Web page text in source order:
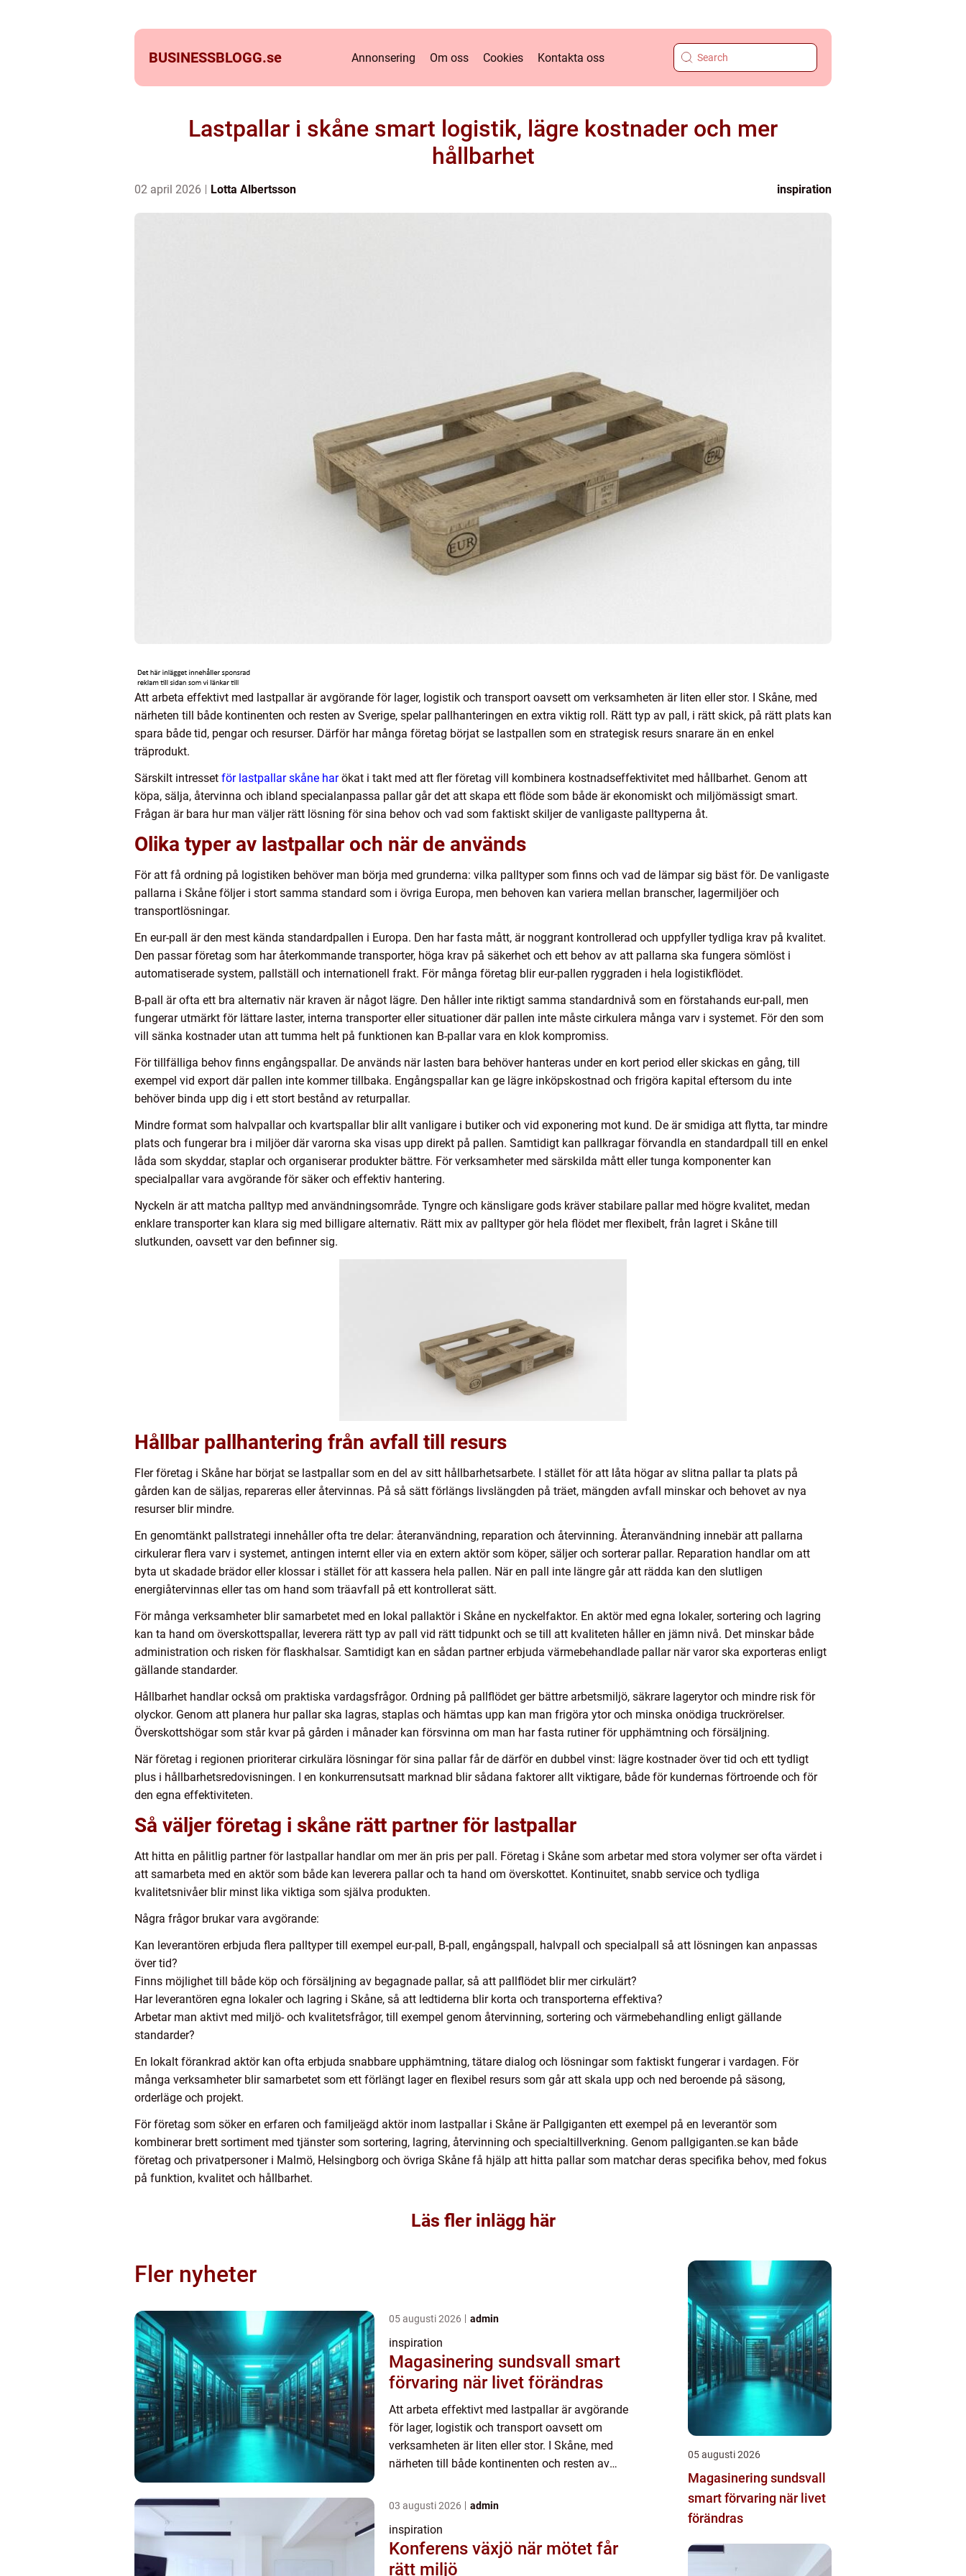
BUSINESSBLOGG.se Annonsering Om oss Cookies Kontakta oss
Lastpallar i skåne smart logistik, lägre kostnader och mer
hållbarhet
02 april 2026 Lotta Albertsson inspiration
Att arbeta effektivt med lastpallar är avgörande för lager, logistik och transport oavsett om verksamheten är liten eller stor. I Skåne, med
närheten till både kontinenten och resten av Sverige, spelar pallhanteringen en extra viktig roll. Rätt typ av pall, i rätt skick, på rätt plats kan
spara både tid, pengar och resurser. Därför har många företag börjat se lastpallen som en strategisk resurs snarare än en enkel
träprodukt.
Särskilt intresset för lastpallar skåne harökat i takt med att fler företag vill kombinera kostnadseffektivitet med hållbarhet. Genom att
köpa, sälja, återvinna och ibland specialanpassa pallar går det att skapa ett flöde som både är ekonomiskt och miljömässigt smart.
Frågan är bara hur man väljer rätt lösning för sina behov och vad som faktiskt skiljer de vanligaste palltyperna åt.
Olika typer av lastpallar och när de används
För att få ordning på logistiken behöver man börja med grunderna: vilka palltyper som finns och vad de lämpar sig bäst för. De vanligaste
pallarna i Skåne följer i stort samma standard som i övriga Europa, men behoven kan variera mellan branscher, lagermiljöer och
transportlösningar.
En eur-pall är den mest kända standardpallen i Europa. Den har fasta mått, är noggrant kontrollerad och uppfyller tydliga krav på kvalitet.
Den passar företag som har återkommande transporter, höga krav på säkerhet och ett behov av att pallarna ska fungera sömlöst i
automatiserade system, pallställ och internationell frakt. För många företag blir eur-pallen ryggraden i hela logistikflödet.
B-pall är ofta ett bra alternativ när kraven är något lägre. Den håller inte riktigt samma standardnivå som en förstahands eur-pall, men
fungerar utmärkt för lättare laster, interna transporter eller situationer där pallen inte måste cirkulera många varv i systemet. För den som
vill sänka kostnader utan att tumma helt på funktionen kan B-pallar vara en klok kompromiss.
För tillfälliga behov finns engångspallar. De används när lasten bara behöver hanteras under en kort period eller skickas en gång, till
exempel vid export där pallen inte kommer tillbaka. Engångspallar kan ge lägre inköpskostnad och frigöra kapital eftersom du inte
behöver binda upp dig i ett stort bestånd av returpallar.
Mindre format som halvpallar och kvartspallar blir allt vanligare i butiker och vid exponering mot kund. De är smidiga att flytta, tar mindre
plats och fungerar bra i miljöer där varorna ska visas upp direkt på pallen. Samtidigt kan pallkragar förvandla en standardpall till en enkel
låda som skyddar, staplar och organiserar produkter bättre. För verksamheter med särskilda mått eller tunga komponenter kan
specialpallar vara avgörande för säker och effektiv hantering.
Nyckeln är att matcha palltyp med användningsområde. Tyngre och känsligare gods kräver stabilare pallar med högre kvalitet, medan
enklare transporter kan klara sig med billigare alternativ. Rätt mix av palltyper gör hela flödet mer flexibelt, från lagret i Skåne till
slutkunden, oavsett var den befinner sig.
Hållbar pallhantering från avfall till resurs
Fler företag i Skåne har börjat se lastpallar som en del av sitt hållbarhetsarbete. I stället för att låta högar av slitna pallar ta plats på
gården kan de säljas, repareras eller återvinnas. På så sätt förlängs livslängden på träet, mängden avfall minskar och behovet av nya
resurser blir mindre.
En genomtänkt pallstrategi innehåller ofta tre delar: återanvändning, reparation och återvinning. Återanvändning innebär att pallarna
cirkulerar flera varv i systemet, antingen internt eller via en extern aktör som köper, säljer och sorterar pallar. Reparation handlar om att
byta ut skadade brädor eller klossar i stället för att kassera hela pallen. När en pall inte längre går att rädda kan den slutligen
energiåtervinnas eller tas om hand som träavfall på ett kontrollerat sätt.
För många verksamheter blir samarbetet med en lokal pallaktör i Skåne en nyckelfaktor. En aktör med egna lokaler, sortering och lagring
kan ta hand om överskottspallar, leverera rätt typ av pall vid rätt tidpunkt och se till att kvaliteten håller en jämn nivå. Det minskar både
administration och risken för flaskhalsar. Samtidigt kan en sådan partner erbjuda värmebehandlade pallar när varor ska exporteras enligt
gällande standarder.
Hållbarhet handlar också om praktiska vardagsfrågor. Ordning på pallflödet ger bättre arbetsmiljö, säkrare lagerytor och mindre risk för
olyckor. Genom att planera hur pallar ska lagras, staplas och hämtas upp kan man frigöra ytor och minska onödiga truckrörelser.
Överskottshögar som står kvar på gården i månader kan försvinna om man har fasta rutiner för upphämtning och försäljning.
När företag i regionen prioriterar cirkulära lösningar för sina pallar får de därför en dubbel vinst: lägre kostnader över tid och ett tydligt
plus i hållbarhetsredovisningen. I en konkurrensutsatt marknad blir sådana faktorer allt viktigare, både för kundernas förtroende och för
den egna effektiviteten.
Så väljer företag i skåne rätt partner för lastpallar
Att hitta en pålitlig partner för lastpallar handlar om mer än pris per pall. Företag i Skåne som arbetar med stora volymer ser ofta värdet i
att samarbeta med en aktör som både kan leverera pallar och ta hand om överskottet. Kontinuitet, snabb service och tydliga
kvalitetsnivåer blir minst lika viktiga som själva produkten.
Några frågor brukar vara avgörande:
Kan leverantören erbjuda flera palltyper till exempel eur-pall, B-pall, engångspall, halvpall och specialpall så att lösningen kan anpassas
över tid?
Finns möjlighet till både köp och försäljning av begagnade pallar, så att pallflödet blir mer cirkulärt?
Har leverantören egna lokaler och lagring i Skåne, så att ledtiderna blir korta och transporterna effektiva?
Arbetar man aktivt med miljö- och kvalitetsfrågor, till exempel genom återvinning, sortering och värmebehandling enligt gällande
standarder?
En lokalt förankrad aktör kan ofta erbjuda snabbare upphämtning, tätare dialog och lösningar som faktiskt fungerar i vardagen. För
många verksamheter blir samarbetet som ett förlängt lager en flexibel resurs som går att skala upp och ned beroende på säsong,
orderläge och projekt.
För företag som söker en erfaren och familjeägd aktör inom lastpallar i Skåne är Pallgiganten ett exempel på en leverantör som
kombinerar brett sortiment med tjänster som sortering, lagring, återvinning och specialtillverkning. Genom pallgiganten.se kan både
företag och privatpersoner i Malmö, Helsingborg och övriga Skåne få hjälp att hitta pallar som matchar deras specifika behov, med fokus
på funktion, kvalitet och hållbarhet.
Läs fler inlägg här
Fler nyheter
05 augusti 2026 admin
inspiration
Magasinering sundsvall smart
förvaring när livet förändras
Att arbeta effektivt med lastpallar är avgörande
för lager, logistik och transport oavsett om
verksamheten är liten eller stor. I Skåne, med
närheten till både kontinenten och resten av
Rätt typ a...
03 augusti 2026 admin
inspiration
Konferens växjö när mötet får
rätt miljö
05 augusti 2026
Magasinering sundsvall
smart förvaring när livet
förändras